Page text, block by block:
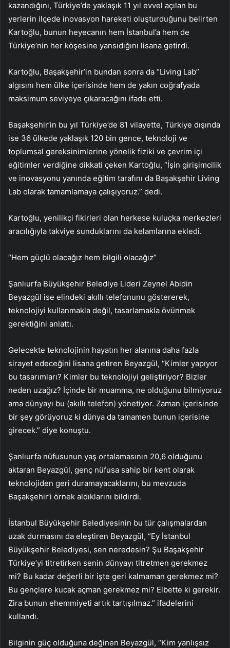
kazandığını, Türkiye’de yaklaşık 11 yıl evvel açılan bu
yerlerin ilçede inovasyon hareketi oluşturduğunu belirten
Kartoğlu, bunun heyecanın hem İstanbul’a hem de
Türkiye’nin her köşesine yansıdığını lisana getirdi.
Kartoğlu, Başakşehir’in bundan sonra da “Living Lab”
algısını hem ülke içerisinde hem de yakın coğrafyada
maksimum seviyeye çıkaracağını ifade etti.
Başakşehir’in bu yıl Türkiye’de 81 vilayette, Türkiye dışında
ise 36 ülkede yaklaşık 120 bin gence, teknoloji ve
toplumsal gereksinimlerine yönelik fiziki ve çevrim içi
eğitimler verdiğine dikkati çeken Kartoğlu, “İşin girişimcilik
ve inovasyonu yanında eğitim tarafını da Başakşehir Living
Lab olarak tamamlamaya çalışıyoruz.” dedi.
Kartoğlu, yenilikçi fikirleri olan herkese kuluçka merkezleri
aracılığıyla takviye sunduklarını da kelamlarına ekledi.
“Hem güçlü olacağız hem bilgili olacağız”
Şanlıurfa Büyükşehir Belediye Lideri Zeynel Abidin
Beyazgül ise elindeki akıllı telefonunu göstererek,
teknolojiyi kullanmakla değil, tasarlamakla övünmek
gerektiğini anlattı.
Gelecekte teknolojinin hayatın her alanına daha fazla
sirayet edeceğini lisana getiren Beyazgül, “Kimler yapıyor
bu tasarımları? Kimler bu teknolojiyi geliştiriyor? Bizler
neden uzağız? İçinde bir muamma, ne olduğunu bilmiyoruz
ama dünyayı bu (akıllı telefon) yönetiyor. Zaman içerisinde
bir şey görüyoruz ki dünya da tamamen bunun içerisine
girecek.” diye konuştu.
Şanlıurfa nüfusunun yaş ortalamasının 20,6 olduğunu
aktaran Beyazgül, genç nüfusa sahip bir kent olarak
teknolojiden geri duramayacaklarını, bu mevzuda
Başakşehir’i örnek aldıklarını bildirdi.
İstanbul Büyükşehir Belediyesinin bu tür çalışmalardan
uzak durmasını da eleştiren Beyazgül, “Ey İstanbul
Büyükşehir Belediyesi, sen neredesin? Şu Başakşehir
Türkiye’yi titretirken senin dünyayı titretmen gerekmez
mi? Bu kadar değerli bir işte geri kalmaman gerekmez mi?
Bu gençlere kucak açman gerekmez mi? Elbette ki gerekir.
Zira bunun ehemmiyeti artık tartışılmaz.” ifadelerini
kullandı.
Bilginin güç olduğuna değinen Beyazgül, “Kim yanlışsız